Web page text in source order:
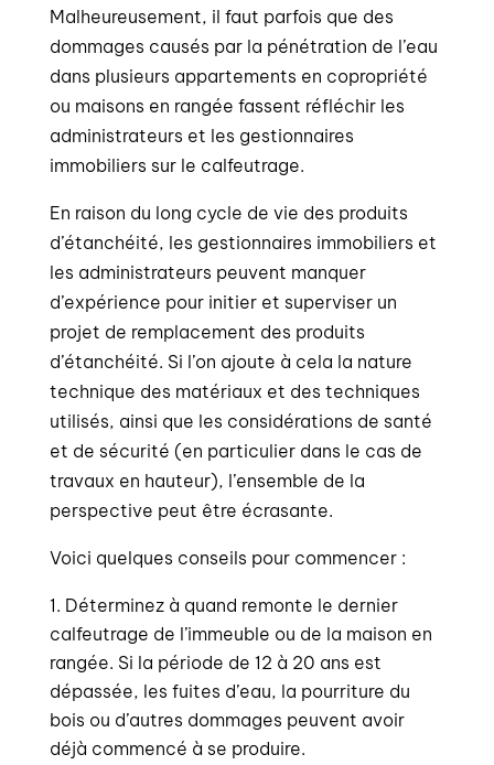
Malheureusement, il faut parfois que des
dommages causés par la pénétration de l’eau
dans plusieurs appartements en copropriété
ou maisons en rangée fassent réfléchir les
administrateurs et les gestionnaires
immobiliers sur le calfeutrage.
En raison du long cycle de vie des produits
d’étanchéité, les gestionnaires immobiliers et
les administrateurs peuvent manquer
d’expérience pour initier et superviser un
projet de remplacement des produits
d’étanchéité. Si l’on ajoute à cela la nature
technique des matériaux et des techniques
utilisés, ainsi que les considérations de santé
et de sécurité (en particulier dans le cas de
travaux en hauteur), l’ensemble de la
perspective peut être écrasante.
Voici quelques conseils pour commencer :
Déterminez à quand remonte le dernier
calfeutrage de l’immeuble ou de la maison en
rangée. Si la période de 12 à 20 ans est
dépassée, les fuites d’eau, la pourriture du
bois ou d’autres dommages peuvent avoir
déjà commencé à se produire.